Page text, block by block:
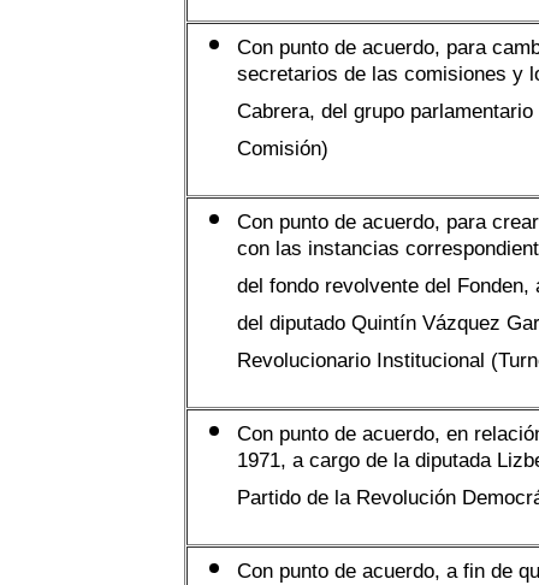
Con punto de acuerdo, para
secretarios de las comisiones y
Cabrera, del grupo
Comisión)
Con punto de acuerdo, para
con las instancias
del fondo revolvente del
del diputado Quintín Vázquez
Revolucionario Institucional
Con punto de acuerdo, en
1971, a cargo de la diputada
Partido de la Revolución
Con punto de acuerdo, a fin de